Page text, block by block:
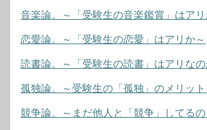
音楽論。～「受験生の音楽鑑賞」はアリ
恋愛論。～「受験生の恋愛」はアリか～
読書論。～「受験生の読書」はアリなの
孤独論。～受験生の「孤独」のメリット
競争論。～まだ他人と「競争」してるの